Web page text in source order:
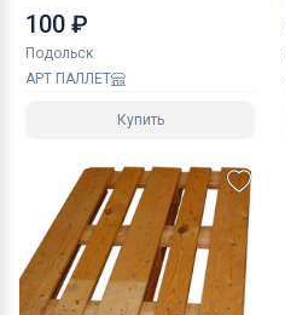
100 ₽
Подольск
АРТ ПАЛЛЕТ
Купить